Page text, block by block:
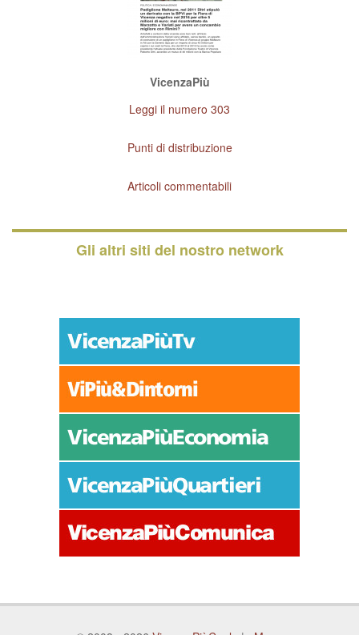
VicenzaPiù
Leggi il numero 303
Punti di distribuzione
Articoli commentabili
Gli altri siti del nostro network